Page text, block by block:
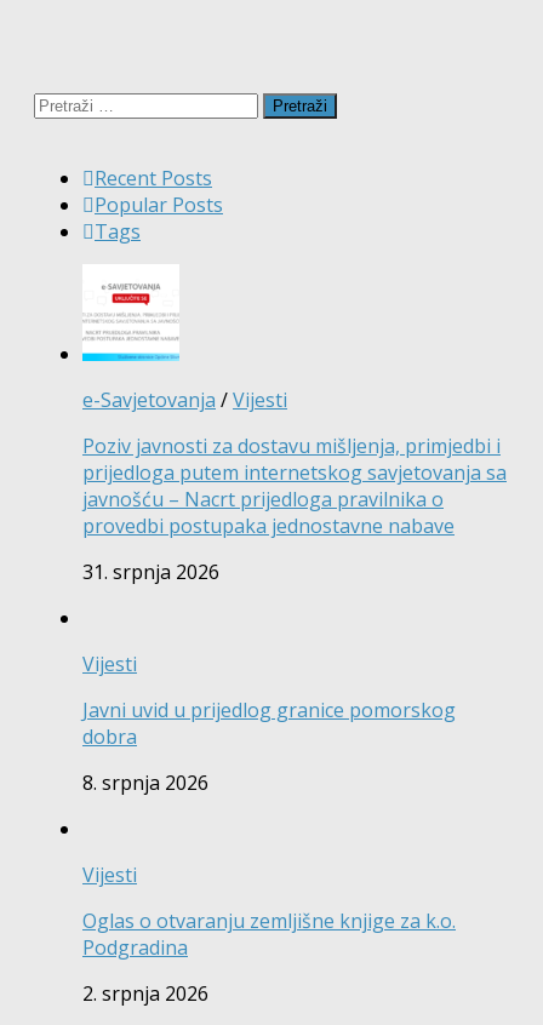
Pretraži:
Recent Posts
Popular Posts
Tags
e-Savjetovanja /Vijesti
Poziv javnosti za dostavu mišljenja, primjedbi i
prijedloga putem internetskog savjetovanja sa
javnošću – Nacrt prijedloga pravilnika o
provedbi postupaka jednostavne nabave
31. srpnja 2026
Vijesti
Javni uvid u prijedlog granice pomorskog
dobra
8. srpnja 2026
Vijesti
Oglas o otvaranju zemljišne knjige za k.o.
Podgradina
2. srpnja 2026